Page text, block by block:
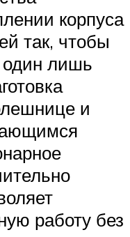
корпуса
так, чтобы
один лишь
и
работу без